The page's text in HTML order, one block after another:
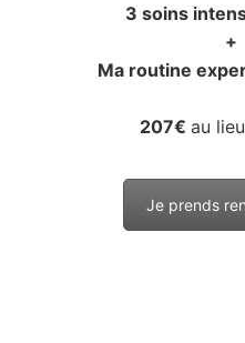
3 soins
+
Ma routine
207€ au
Je prends